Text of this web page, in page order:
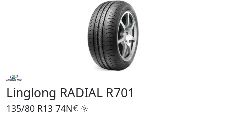
Linglong RADIAL R701
135/80 R13 74N